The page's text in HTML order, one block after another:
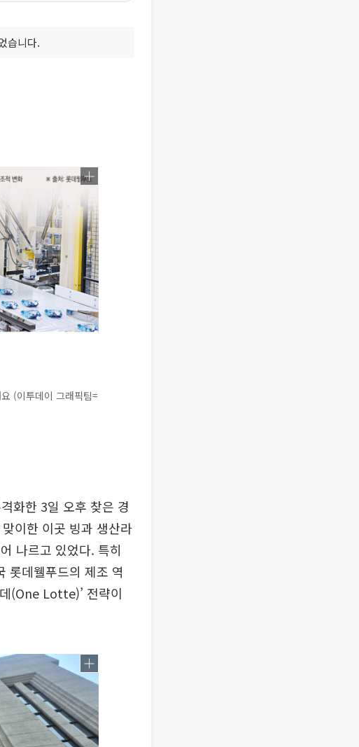
습니다.
(이투데이 그래픽팀=
화한 3일 오후 찾은 경
이한 이곳 빙과 생산라
나르고 있었다. 특히
롯데웰푸드의 제조 역
(One Lotte)’ 전략이